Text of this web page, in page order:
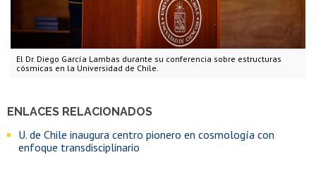
El Dr. Diego García Lambas durante su conferencia sobre estructuras
cósmicas en la Universidad de Chile.
ENLACES RELACIONADOS
U. de Chile inaugura centro pionero en cosmología con
enfoque transdisciplinario